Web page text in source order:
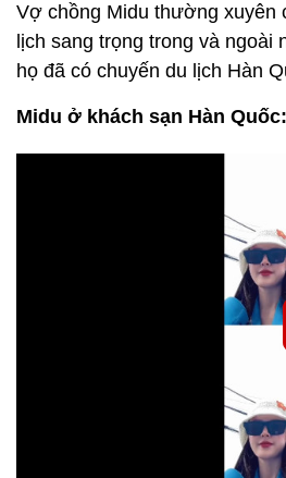
Vợ chồng Midu thường xuyên
lịch sang trọng trong và ngoài
họ đã có chuyến du lịch Hàn
Midu ở khách sạn Hàn Quốc: